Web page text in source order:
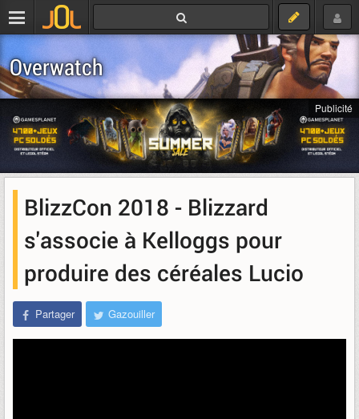
Overwatch
Publicité
BlizzCon 2018 - Blizzard
s'associe à Kelloggs pour
produire des céréales Lucio
Partager Gazouiller